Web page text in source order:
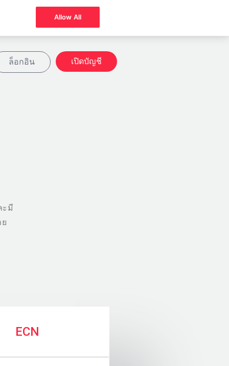
ล็อกอิน เปิดบัญชี
ะมี
ECN
Allow All